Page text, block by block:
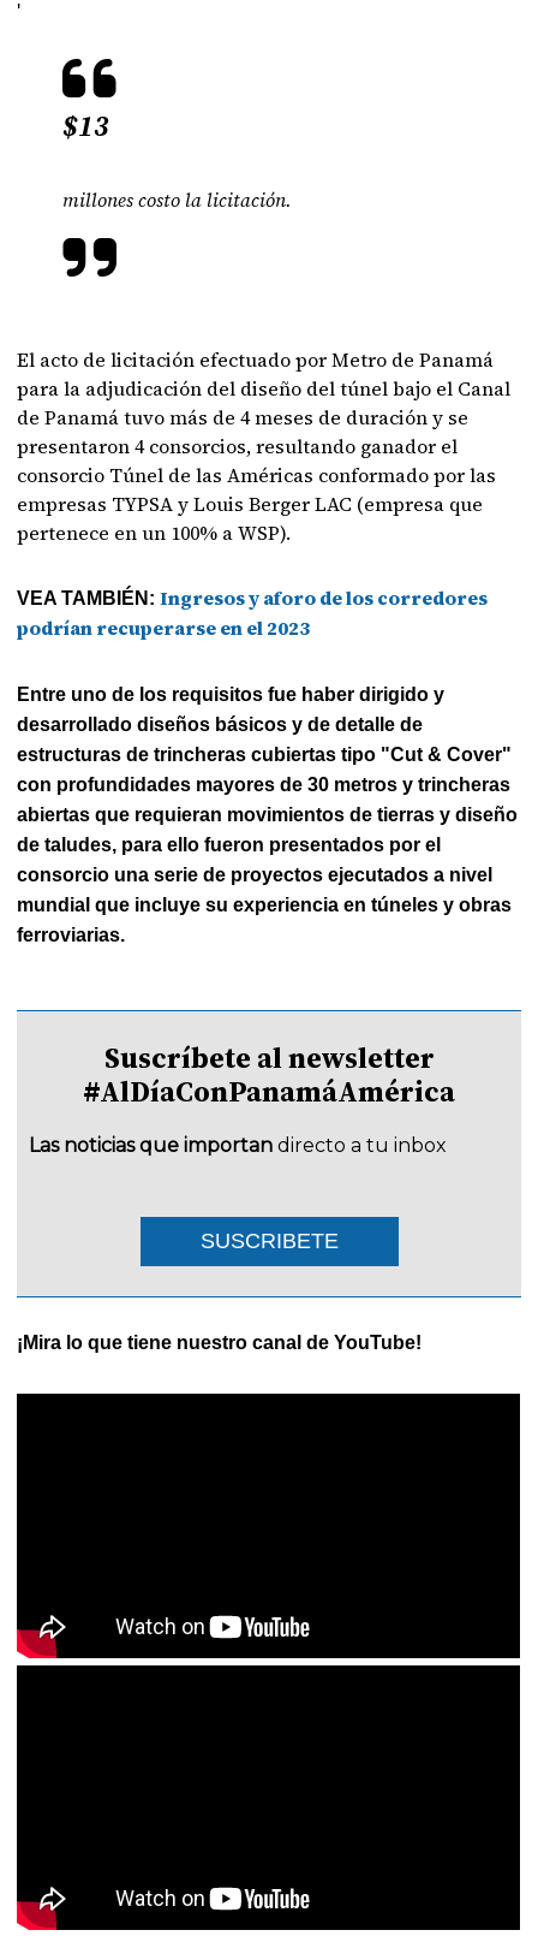
'
$13
millones costo la licitación.
El acto de licitación efectuado por Metro de Panamá
para la adjudicación del diseño del túnel bajo el Canal
de Panamá tuvo más de 4 meses de duración y se
presentaron 4 consorcios, resultando ganador el
consorcio Túnel de las Américas conformado por las
empresas TYPSA y Louis Berger LAC (empresa que
pertenece en un 100% a WSP).
VEA TAMBIÉN:Ingresos y aforo de los corredores
podrían recuperarse en el 2023
Entre uno de los requisitos fue haber dirigido y
desarrollado diseños básicos y de detalle de
estructuras de trincheras cubiertas tipo "Cut & Cover"
con profundidades mayores de 30 metros y trincheras
abiertas que requieran movimientos de tierras y diseño
de taludes, para ello fueron presentados por el
consorcio una serie de proyectos ejecutados a nivel
mundial que incluye su experiencia en túneles y obras
ferroviarias.
Suscríbete al newsletter
#AlDíaConPanamáAmérica
Las noticias que importan directo a tu inbox
SUSCRIBETE
¡Mira lo que tiene nuestro canal de YouTube!